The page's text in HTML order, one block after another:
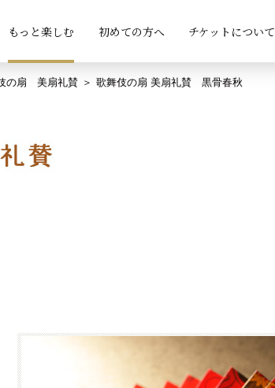
もっと楽しむ 初めての方へ チケットについて
の扇 美扇礼賛 歌舞伎の扇 美扇礼賛 黒骨春秋